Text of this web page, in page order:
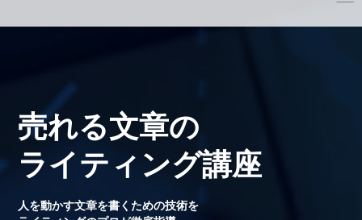
売れる文章の
ライティング講座
人を動かす文章を書くための技術を